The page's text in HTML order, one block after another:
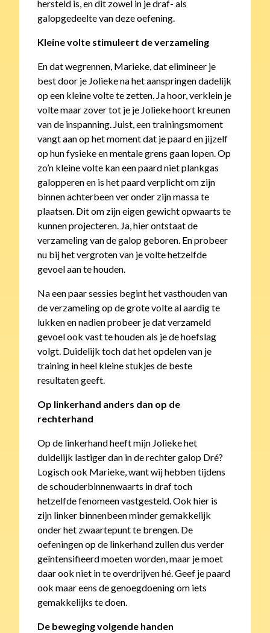
hersteld is, en dit zowel in je draf- als
galopgedeelte van deze oefening.
Kleine volte stimuleert de verzameling
En dat wegrennen, Marieke, dat elimineer je
best door je Jolieke na het aanspringen dadelijk
op een kleine volte te zetten. Ja hoor, verklein je
volte maar zover tot je je Jolieke hoort kreunen
van de inspanning. Juist, een trainingsmoment
vangt aan op het moment dat je paard en jijzelf
op hun fysieke en mentale grens gaan lopen. Op
zo’n kleine volte kan een paard niet plankgas
galopperen en is het paard verplicht om zijn
binnen achterbeen ver onder zijn massa te
plaatsen. Dit om zijn eigen gewicht opwaarts te
kunnen projecteren. Ja, hier ontstaat de
verzameling van de galop geboren. En probeer
nu bij het vergroten van je volte hetzelfde
gevoel aan te houden.
Na een paar sessies begint het vasthouden van
de verzameling op de grote volte al aardig te
lukken en nadien probeer je dat verzameld
gevoel ook vast te houden als je de hoefslag
volgt. Duidelijk toch dat het opdelen van je
training in heel kleine stukjes de beste
resultaten geeft.
Op linkerhand anders dan op de
rechterhand
Op de linkerhand heeft mijn Jolieke het
duidelijk lastiger dan in de rechter galop Dré?
Logisch ook Marieke, want wij hebben tijdens
de schouderbinnenwaarts in draf toch
hetzelfde fenomeen vastgesteld. Ook hier is
zijn linker binnenbeen minder gemakkelijk
onder het zwaartepunt te brengen. De
oefeningen op de linkerhand zullen dus verder
geïntensifieerd moeten worden, maar je moet
daar ook niet in te overdrijven hé. Geef je paard
ook maar eens de genoegdoening om iets
gemakkelijks te doen.
De beweging volgende handen